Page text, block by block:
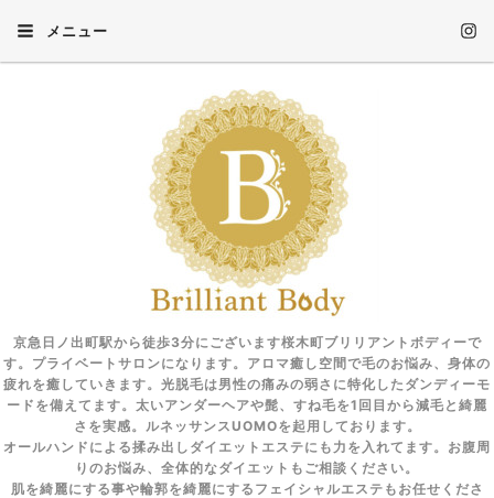
メニュー
京急日ノ出町駅から徒歩3分にございます桜木町ブリリアントボディーで
す。プライベートサロンになります。アロマ癒し空間で毛のお悩み、身体の
疲れを癒していきます。光脱毛は男性の痛みの弱さに特化したダンディーモ
ードを備えてます。太いアンダーヘアや髭、すね毛を1回目から減毛と綺麗
さを実感。ルネッサンスUOMOを起用しております。
オールハンドによる揉み出しダイエットエステにも力を入れてます。お腹周
りのお悩み、全体的なダイエットもご相談ください。
肌を綺麗にする事や輪郭を綺麗にするフェイシャルエステもお任せくださ